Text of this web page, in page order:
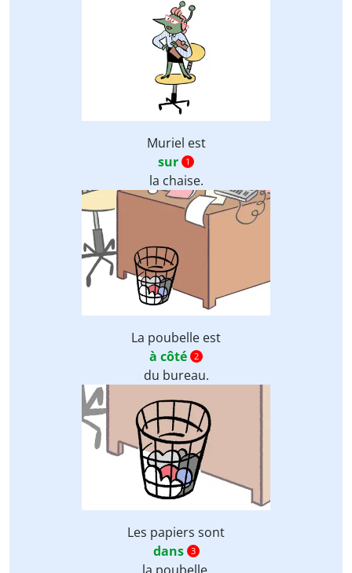
Muriel est
sur
1
la chaise.
La poubelle est
à côté
2
du bureau.
Les papiers sont
dans
3